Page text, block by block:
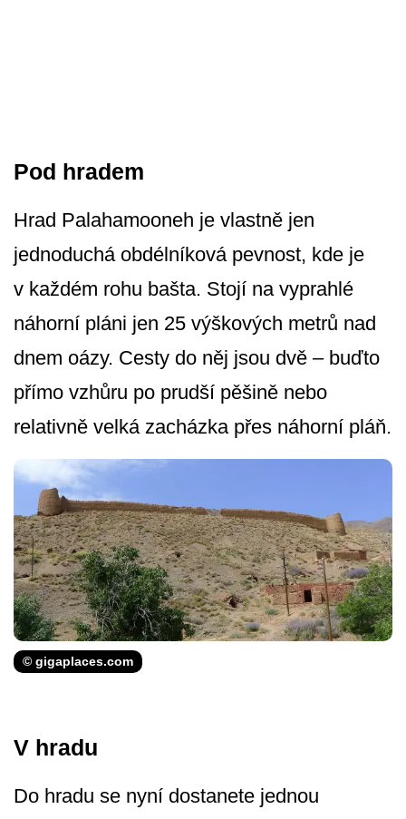
Pod hradem
Hrad Palahamooneh je vlastně jen
jednoduchá obdélníková pevnost, kde je
v každém rohu bašta. Stojí na vyprahlé
náhorní pláni jen 25 výškových metrů nad
dnem oázy. Cesty do něj jsou dvě – buďto
přímo vzhůru po prudší pěšině nebo
relativně velká zacházka přes náhorní pláň.
© gigaplaces.com
V hradu
Do hradu se nyní dostanete jednou